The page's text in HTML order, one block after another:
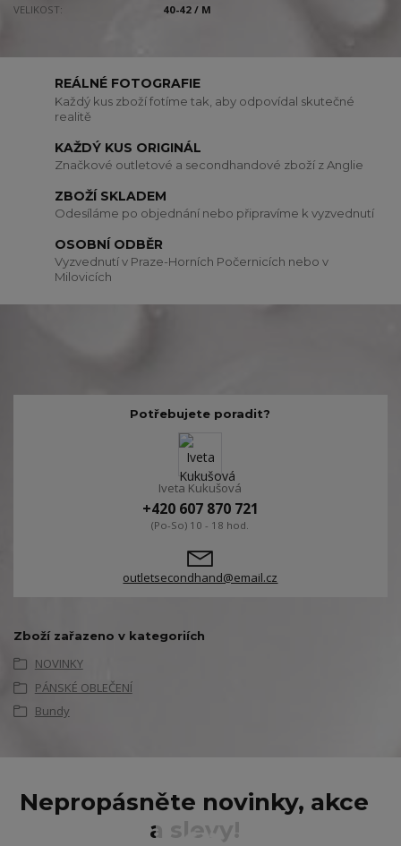
VELIKOST:
40-42 / M
REÁLNÉ FOTOGRAFIE
Každý kus zboží fotíme tak, aby odpovídal skutečné
realitě
KAŽDÝ KUS ORIGINÁL
Značkové outletové a secondhandové zboží z Anglie
ZBOŽÍ SKLADEM
Odesíláme po objednání nebo připravíme k vyzvednutí
OSOBNÍ ODBĚR
Vyzvednutí v Praze-Horních Počernicích nebo v
Milovicích
Potřebujete poradit?
Iveta Kukušová
+420 607 870 721
(Po-So) 10 - 18 hod.
outletsecondhand@email.cz
Zboží zařazeno v kategoriích
NOVINKY
PÁNSKÉ OBLEČENÍ
Bundy
Nepropásněte novinky, akce
a slevy!